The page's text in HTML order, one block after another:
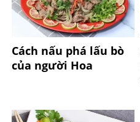
Cách nấu phá lấu bò
của người Hoa